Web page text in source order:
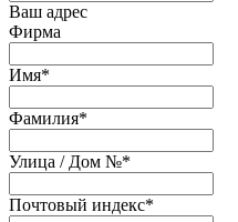
Ваш адрес
Фирма
Имя*
Фамилия*
Улица / Дом №*
Почтовый индекс*